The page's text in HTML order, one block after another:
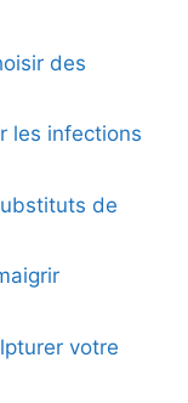
des
les infections
de
votre